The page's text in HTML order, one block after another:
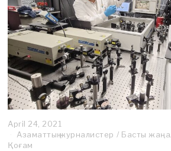
April 24, 2021
p
Азаматтық журналистер / Басты
Қоғам